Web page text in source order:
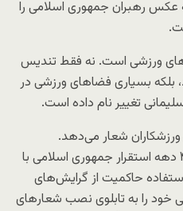
عکس رهبران جمهوری اسلامی را
ورزشی است. نه فقط تندیس
بلکه بسیاری فضاهای ورزشی در
تغییر نام داده است.
شعار می‌دهد.
ورزشکارانی بودند که در بیش از ۴ دهه استقرار جمهوری اسلامی با
حاکمیت از گرایش‌های
خود را به تابلوی نصب شعارهای